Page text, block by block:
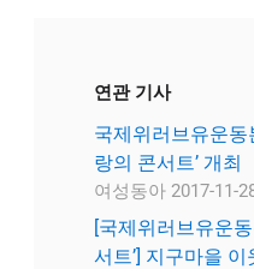
연관 기사
국제위러브유운동
랑의 콘서트’ 개최
여성동아 2017-11-
[국제위러브유운
서트’] 지구마을